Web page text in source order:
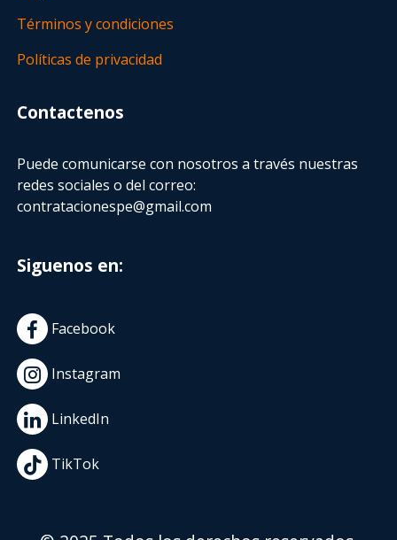
Términos y condiciones
Políticas de privacidad
Contactenos
Puede comunicarse con nosotros a través nuestras
redes sociales o del correo:
contratacionespe@gmail.com
Siguenos en:
Facebook
Instagram
LinkedIn
TikTok